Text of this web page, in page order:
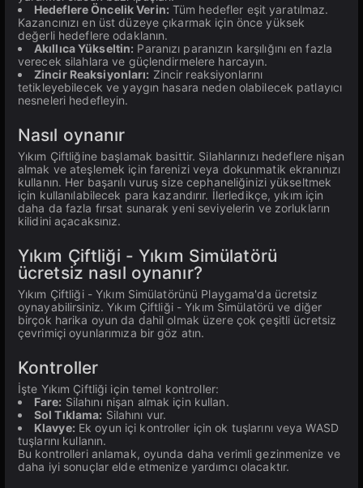
Hedeflere Öncelik Verin: Tüm hedefler eşit yaratılmaz.
Kazancınızı en üst düzeye çıkarmak için önce yüksek
değerli hedeflere odaklanın.
Akıllıca Yükseltin: Paranızı paranızın karşılığını en fazla
verecek silahlara ve güçlendirmelere harcayın.
Zincir Reaksiyonları: Zincir reaksiyonlarını
tetikleyebilecek ve yaygın hasara neden olabilecek patlayıcı
nesneleri hedefleyin.
Nasıl oynanır
Yıkım Çiftliğine başlamak basittir. Silahlarınızı hedeflere nişan
almak ve ateşlemek için farenizi veya dokunmatik ekranınızı
kullanın. Her başarılı vuruş size cephaneliğinizi yükseltmek
için kullanılabilecek para kazandırır. İlerledikçe, yıkım için
daha da fazla fırsat sunarak yeni seviyelerin ve zorlukların
kilidini açacaksınız.
Yıkım Çiftliği - Yıkım Simülatörü
ücretsiz nasıl oynanır?
Yıkım Çiftliği - Yıkım Simülatörünü Playgama'da ücretsiz
oynayabilirsiniz. Yıkım Çiftliği - Yıkım Simülatörü ve diğer
birçok harika oyun da dahil olmak üzere çok çeşitli ücretsiz
çevrimiçi oyunlarımıza bir göz atın.
Kontroller
İşte Yıkım Çiftliği için temel kontroller:
Fare: Silahını nişan almak için kullan.
Sol Tıklama: Silahını vur.
Klavye: Ek oyun içi kontroller için ok tuşlarını veya WASD
tuşlarını kullanın.
Bu kontrolleri anlamak, oyunda daha verimli gezinmenize ve
daha iyi sonuçlar elde etmenize yardımcı olacaktır.